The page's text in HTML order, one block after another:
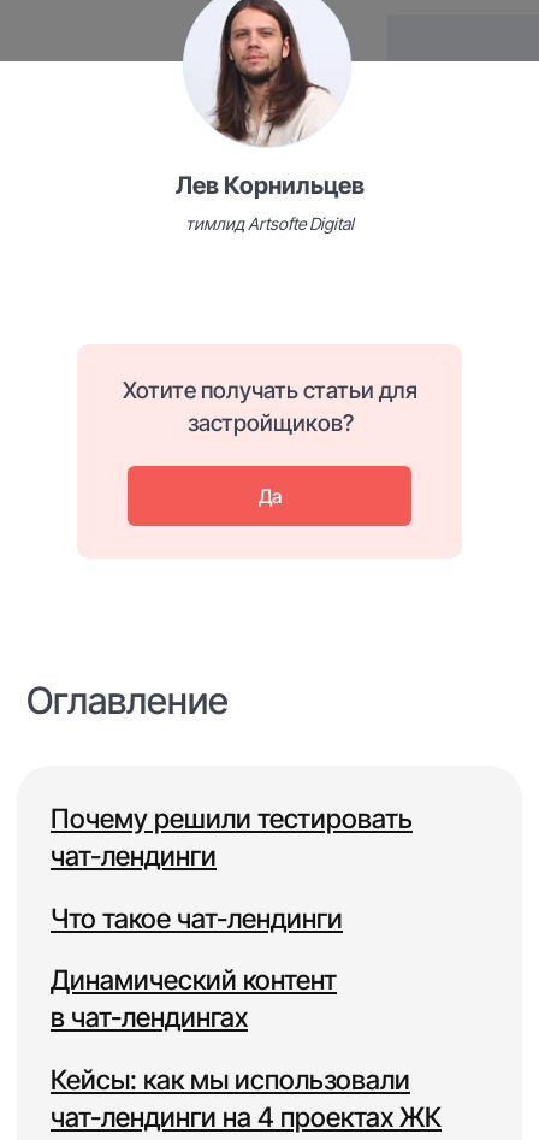
Лев Корнильцев
тимлид Artsofte Digital
Да
Хотите получать статьи для
застройщиков?
в чат-лендингах
чат-лендинги на 4 проектах ЖК
Кому подойдут чат-лендинги и что